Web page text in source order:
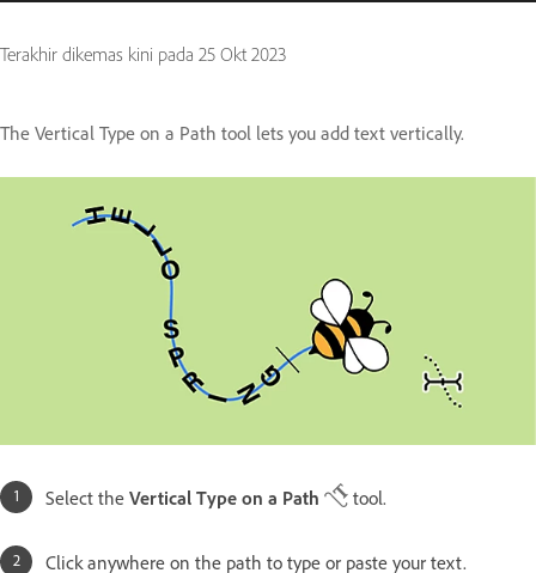
Terakhir dikemas kini pada 25 Okt 2023
The Vertical Type on a Path tool lets you add text vertically.
Select the Vertical Type on a Path tool.
Click anywhere on the path to type or paste your text.